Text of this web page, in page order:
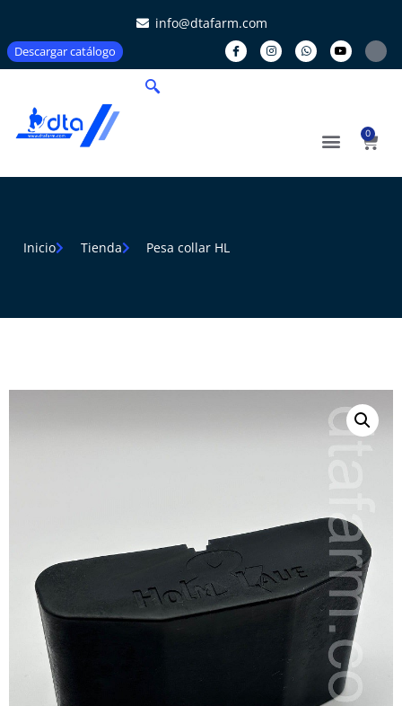
info@dtafarm.com
Descargar catálogo
0
Inicio Tienda Pesa collar HL